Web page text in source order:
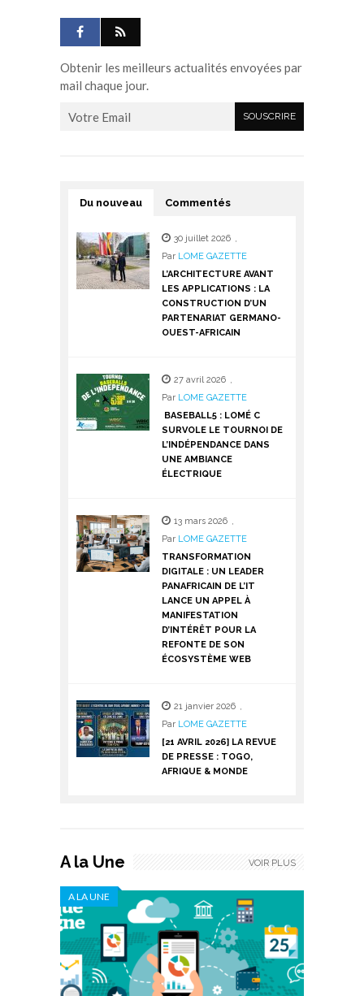
Obtenir les meilleurs actualités envoyées par
mail chaque jour.
Du nouveau Commentés
30 juillet 2026 ,
Par LOME GAZETTE
L’ARCHITECTURE AVANT
LES APPLICATIONS : LA
CONSTRUCTION D’UN
PARTENARIAT GERMANO-
OUEST-AFRICAIN
27 avril 2026 ,
Par LOME GAZETTE
BASEBALL5 : LOMÉ C
SURVOLE LE TOURNOI DE
L’INDÉPENDANCE DANS
UNE AMBIANCE
ÉLECTRIQUE
13 mars 2026 ,
Par LOME GAZETTE
TRANSFORMATION
DIGITALE : UN LEADER
PANAFRICAIN DE L’IT
LANCE UN APPEL À
MANIFESTATION
D’INTÉRÊT POUR LA
REFONTE DE SON
ÉCOSYSTÈME WEB
21 janvier 2026 ,
Par LOME GAZETTE
[21 AVRIL 2026] LA REVUE
DE PRESSE : TOGO,
AFRIQUE & MONDE
A la Une
A LA UNE
VOIR PLUS